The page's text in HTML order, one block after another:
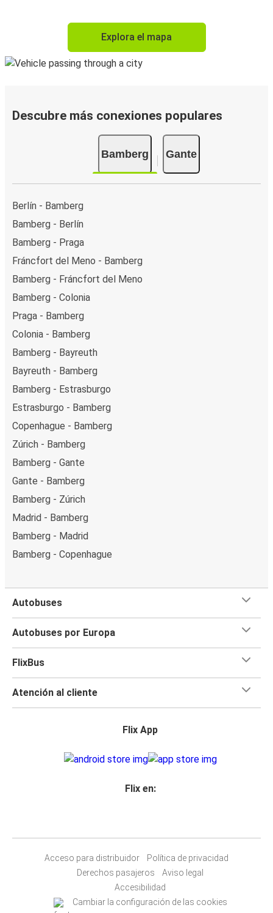
Explora el mapa
Descubre más conexiones populares
Bamberg Gante
Berlín - Bamberg
Bamberg - Berlín
Bamberg - Praga
Fráncfort del Meno - Bamberg
Bamberg - Fráncfort del Meno
Bamberg - Colonia
Praga - Bamberg
Colonia - Bamberg
Bamberg - Bayreuth
Bayreuth - Bamberg
Bamberg - Estrasburgo
Estrasburgo - Bamberg
Copenhague - Bamberg
Zúrich - Bamberg
Bamberg - Gante
Gante - Bamberg
Bamberg - Zúrich
Madrid - Bamberg
Bamberg - Madrid
Bamberg - Copenhague
Autobuses
Autobuses por Europa
FlixBus
Atención al cliente
Flix App
Flix en:
Acceso para distribuidor
Política de privacidad
Derechos pasajeros
Aviso legal
Accesibilidad
Cambiar la configuración de las cookies